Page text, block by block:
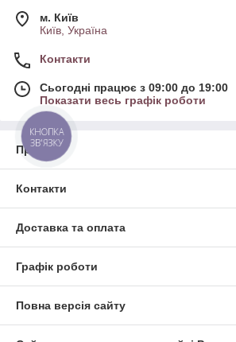
м. Київ
Київ, Україна
Контакти
Сьогодні працює з 09:00 до 19:00
Показати весь графік роботи
Про нас
Контакти
Доставка та оплата
Графік роботи
Повна версія сайту
КНОПКА
ЗВ'ЯЗКУ